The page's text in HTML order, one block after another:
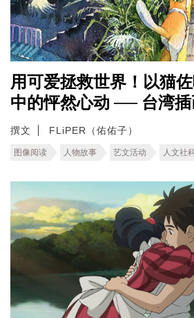
用可爱拯救世界！以猫
中的怦然心动 ── 台湾
撰文 FLiPER（佑佑子）
图像阅读 人物故事 艺文活动 人文社